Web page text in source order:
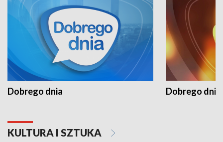
Dobrego dnia Dobrego dnia
KULTURA I SZTUKA